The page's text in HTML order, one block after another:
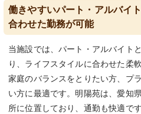
働きやすいパート・アルバイ
合わせた勤務が可能
当施設では、パート・アルバイト
り、ライフスタイルに合わせた柔
家庭のバランスをとりたい方、プ
い方に最適です。明陽苑は、愛知
所に位置しており、通勤も快適で